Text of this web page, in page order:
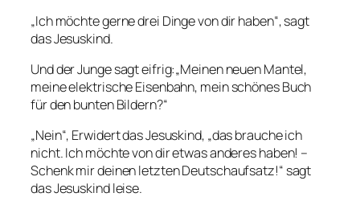
„Ich möchte gerne drei Dinge von dir haben“, sagt
das Jesuskind.
Und der Junge sagt eifrig:„Meinen neuen Mantel,
meine elektrische Eisenbahn, mein schönes Buch
für den bunten Bildern?“
„Nein“, Erwidert das Jesuskind, „das brauche ich
nicht. Ich möchte von dir etwas anderes haben! –
Schenk mir deinen letzten Deutschaufsatz!“ sagt
das Jesuskind leise.